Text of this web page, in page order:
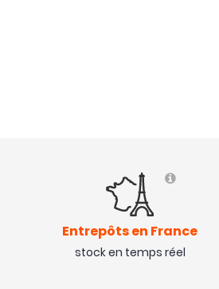
Entrepôts en France
stock en temps réel